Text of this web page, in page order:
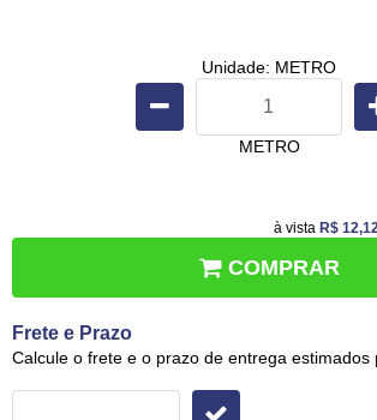
Unidade: METRO
METRO
à vista R$ 12,12
COMPRAR
Frete e Prazo
Calcule o frete e o prazo de entrega estimados